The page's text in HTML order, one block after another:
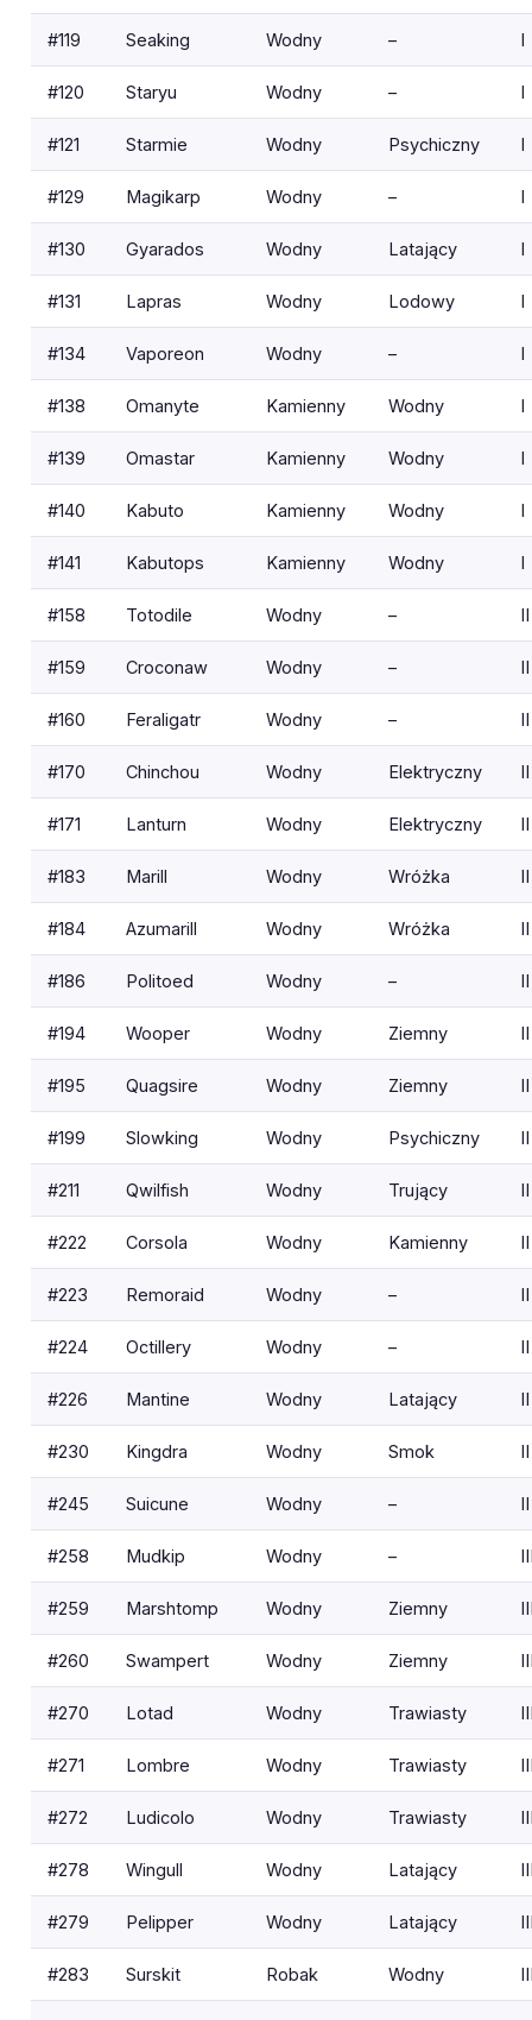
#119 Seaking Wodny – I
#120 Staryu Wodny – I
#121 Starmie Wodny Psychiczny I
#129 Magikarp Wodny – I
#130 Gyarados Wodny Latający I
#131 Lapras Wodny Lodowy I
#134 Vaporeon Wodny – I
#138 Omanyte Kamienny Wodny I
#139 Omastar Kamienny Wodny I
#140 Kabuto Kamienny Wodny I
#141 Kabutops Kamienny Wodny I
#158 Totodile Wodny – II
#159 Croconaw Wodny – II
#160 Feraligatr Wodny – II
#170 Chinchou Wodny Elektryczny II
#171 Lanturn Wodny Elektryczny II
#183 Marill Wodny Wróżka II
#184 Azumarill Wodny Wróżka II
#186 Politoed Wodny – II
#194 Wooper Wodny Ziemny II
#195 Quagsire Wodny Ziemny II
#199 Slowking Wodny Psychiczny II
#211 Qwilfish Wodny Trujący II
#222 Corsola Wodny Kamienny II
#223 Remoraid Wodny – II
#224 Octillery Wodny – II
#226 Mantine Wodny Latający II
#230 Kingdra Wodny Smok II
#245 Suicune Wodny – II
#258 Mudkip Wodny –
#259 Marshtomp Wodny Ziemny
#260 Swampert Wodny Ziemny
#270 Lotad Wodny Trawiasty
#271 Lombre Wodny Trawiasty
#272 Ludicolo Wodny Trawiasty
#278 Wingull Wodny Latający
#279 Pelipper Wodny Latający
#283 Surskit Robak Wodny